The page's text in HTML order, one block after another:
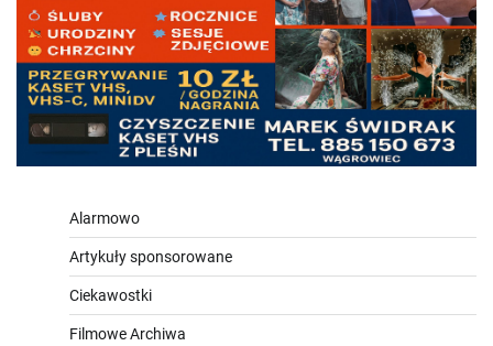
Alarmowo
Artykuły sponsorowane
Ciekawostki
Filmowe Archiwa